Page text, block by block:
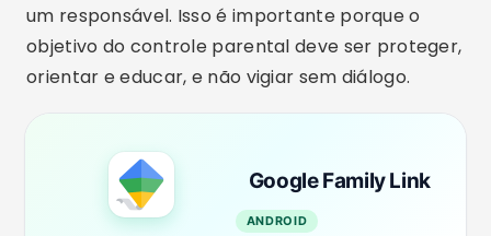
um responsável. Isso é importante porque o
objetivo do controle parental deve ser proteger,
orientar e educar, e não vigiar sem diálogo.
Google Family Link
ANDROID